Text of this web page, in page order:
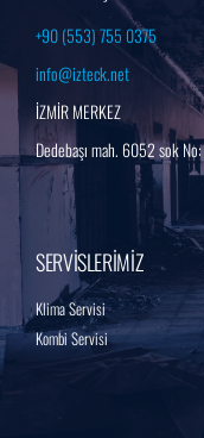
+90 (553) 755 0375
info@izteck.net
İZMİR MERKEZ
Dedebaşı mah. 6052 sok
SERVİSLERİMİZ
Klima Servisi
Kombi Servisi